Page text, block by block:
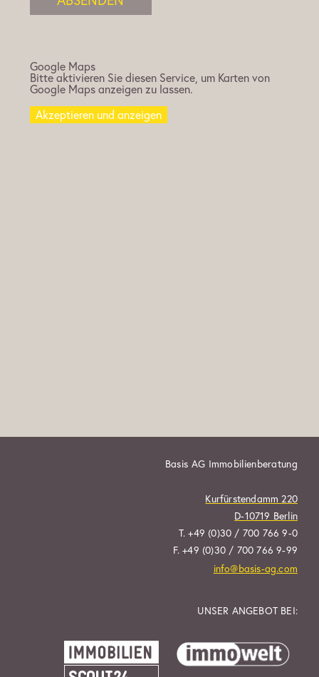
Google Maps
Bitte aktivieren Sie diesen Service, um Karten von
Google Maps anzeigen zu lassen.
Akzeptieren und anzeigen
Basis AG Immobilienberatung
Kurfürstendamm 220
D-10719 Berlin
T. +49 (0)30 / 700 766 9-0
F. +49 (0)30 / 700 766 9-99
info@basis-ag.com
UNSER ANGEBOT BEI: